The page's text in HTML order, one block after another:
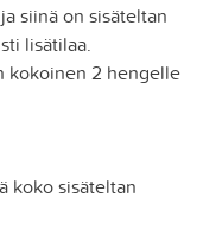
siinä on sisäteltan
lisätilaa.
kokoinen 2 hengelle
koko sisäteltan